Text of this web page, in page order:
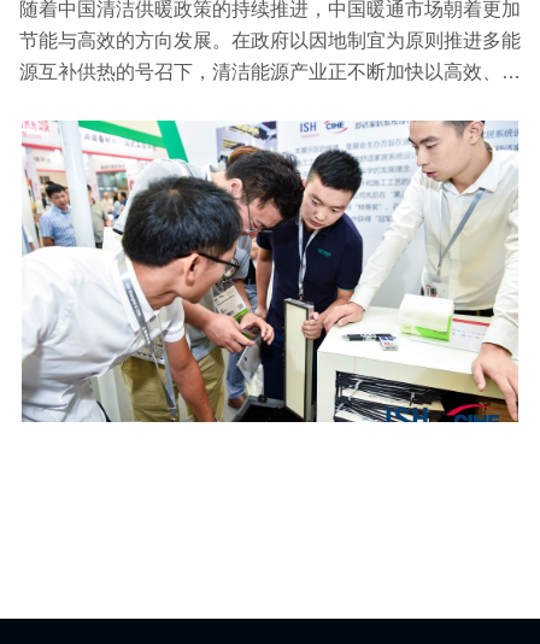
随着中国清洁供暖政策的持续推进，中国暖通市场朝着更加
节能与高效的方向发展。在政府以因地制宜为原则推进多能
源互补供热的号召下，清洁能源产业正不断加快以高效、清
造、燃气空气能热泵、太阳能+热泵技术、低谷电蓄热高压
电锅炉供暖系统等多种技术的应用，都在不断推动暖通市场
能源结构的优化。